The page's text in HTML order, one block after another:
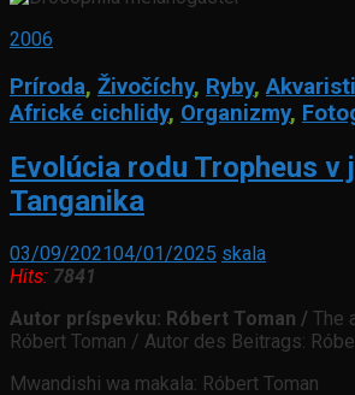
2006
Príroda, Živočíchy, Ryby,
Africké cichlidy, Organizmy,
Evolúcia rodu Tropheus v
Tanganika
03/09/202104/01/2025 skala
Hits: 7841
Autor príspevku: Róbert Toman / The
Róbert Toman / Autor des Beitrags:
Mwandishi wa makala: Róbert Toman